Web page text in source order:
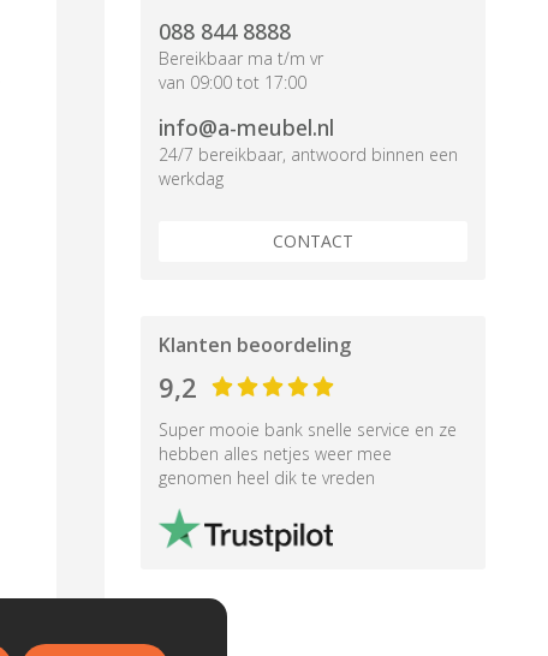
088 844 8888
Bereikbaar ma t/m vr
van 09:00 tot 17:00
info@a-meubel.nl
24/7 bereikbaar, antwoord binnen een
werkdag
CONTACT
Klanten beoordeling
9,2
Super mooie bank snelle service en ze
hebben alles netjes weer mee
genomen heel dik te vreden